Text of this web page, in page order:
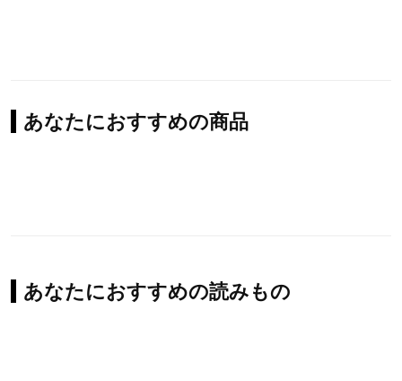
あなたにおすすめの商品
あなたにおすすめの読みもの